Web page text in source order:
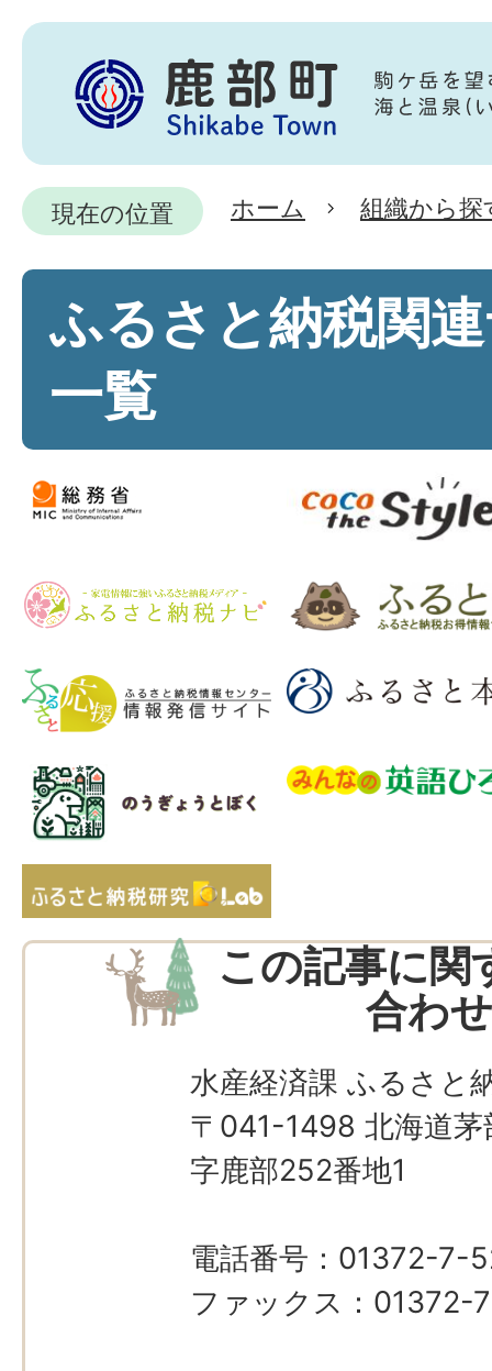
現在の位置 ホーム 組織から探
ふるさと納税関
一覧
この記事に関
合わ
水産経済課 ふるさと
〒041-1498 北海道茅
字鹿部252番地1
電話番号：01372-7-
ファックス：01372-